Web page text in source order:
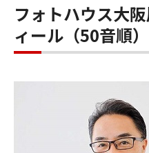
フォトハウス大
ィール（50音順）